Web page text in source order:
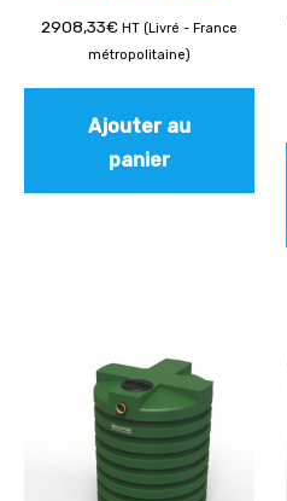
2908,33€ HT (Livré - France
métropolitaine)
Ajouter au
panier